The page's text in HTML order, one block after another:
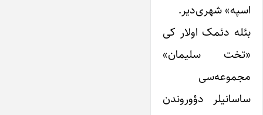
اسپه» شهری‌دیر.
بئله دئمک اولار کی
«تخت سلیمان»
مجموعه‌سی
ساسانیلر دؤوروندن